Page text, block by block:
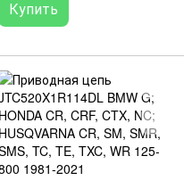
Купить